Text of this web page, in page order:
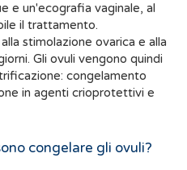
e un'ecografia vaginale, al
il trattamento.
stimolazione ovarica e alla
Gli ovuli vengono quindi
congelamento
in agenti crioprotettivi e
congelare gli ovuli?